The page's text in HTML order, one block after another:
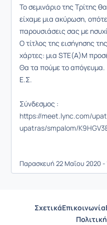
Το σεμινάριο της Τρίτης
είχαμε μια ακύρωση,
παρουσιάσεις σας με
Ο τίτλος της εισήγησης
χάρτες: μια STE(A)M
Θα τα πούμε το απόγευμα.
Ε.Σ.
Σύνδεσμος :
https://meet.lync.com/
upatras/smpalom/
Παρασκευή 22 Μαΐου 2020 -
ΣχετικάΕπικοινωνία